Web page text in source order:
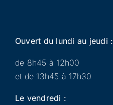
Ouvert du lundi au jeudi :
de 8h45 à 12h00
et de 13h45 à 17h30
Le vendredi :